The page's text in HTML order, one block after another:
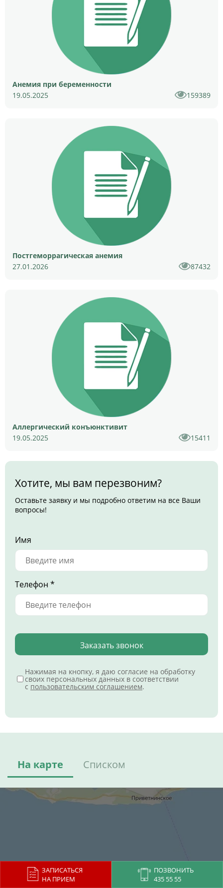
ЗАПИСАТЬСЯ
НА ПРИЕМ
ПОЗВОНИТЬ
435 55 55
Анемия при беременности
19.05.2025
159389
Постгеморрагическая анемия
27.01.2026
87432
Аллергический конъюнктивит
19.05.2025
15411
Хотите, мы вам перезвоним?
Оставьте заявку и мы подробно ответим на все Ваши
вопросы!
Имя
Телефон *
Заказать звонок
Нажимая на кнопку, я даю согласие на обработку
своих персональных данных в соответствии
с пользовательским соглашением.
На карте Списком